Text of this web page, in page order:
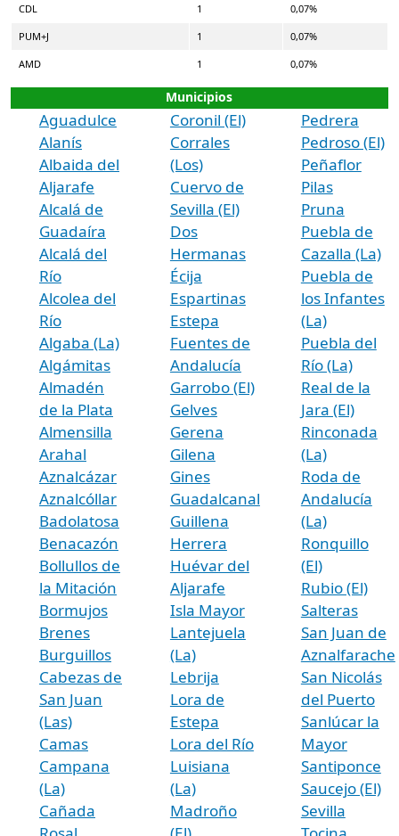
CDL 1 0,07%
PUM+J 1 0,07%
AMD 1 0,07%
Municipios
Aguadulce
Alanís
Albaida del
Aljarafe
Alcalá de
Guadaíra
Alcalá del
Río
Alcolea del
Río
Algaba (La)
Algámitas
Almadén
de la Plata
Almensilla
Arahal
Aznalcázar
Aznalcóllar
Badolatosa
Benacazón
Bollullos de
la Mitación
Bormujos
Brenes
Burguillos
Cabezas de
San Juan
(Las)
Camas
Campana
(La)
Cañada
Coronil (El)
Corrales
(Los)
Cuervo de
Sevilla (El)
Dos
Hermanas
Écija
Espartinas
Estepa
Fuentes de
Andalucía
Garrobo (El)
Gelves
Gerena
Gilena
Gines
Guadalcanal
Guillena
Herrera
Huévar del
Aljarafe
Isla Mayor
Lantejuela
(La)
Lebrija
Lora de
Estepa
Lora del Río
Luisiana
(La)
Madroño
Pedrera
Pedroso (El)
Peñaflor
Pilas
Pruna
Puebla de
Cazalla (La)
Puebla de
los Infantes
(La)
Puebla del
Río (La)
Real de la
Jara (El)
Rinconada
(La)
Roda de
Andalucía
(La)
Ronquillo
(El)
Rubio (El)
Salteras
San Juan de
Aznalfarache
San Nicolás
del Puerto
Sanlúcar la
Mayor
Santiponce
Saucejo (El)
Sevilla